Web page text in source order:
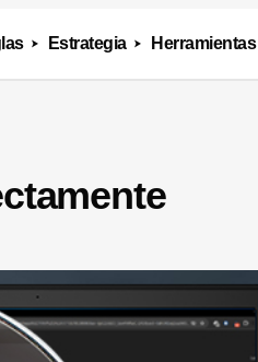
Estrategia Herramientas